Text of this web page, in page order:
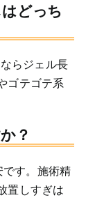
どっち
らジェル長
ゴテゴテ系
？
す。施術精
置しすぎは